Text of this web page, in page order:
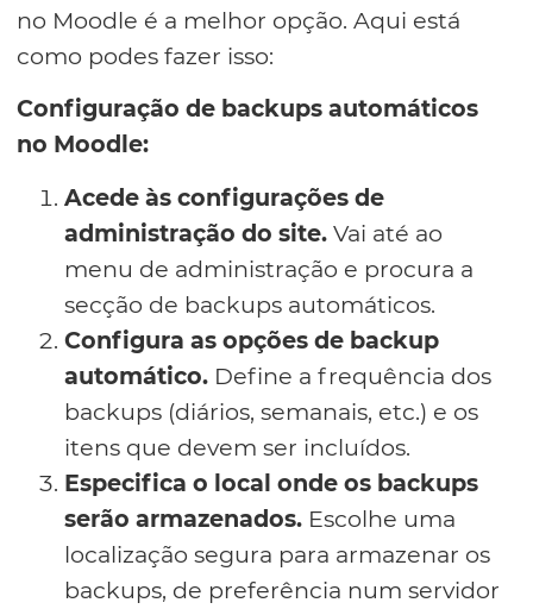
no Moodle é a melhor opção. Aqui está
como podes fazer isso:
Configuração de backups automáticos
no Moodle:
Acede às configurações de
administração do site. Vai até ao
menu de administração e procura a
secção de backups automáticos.
Configura as opções de backup
automático. Define a frequência dos
backups (diários, semanais, etc.) e os
itens que devem ser incluídos.
Especifica o local onde os backups
serão armazenados. Escolhe uma
localização segura para armazenar os
backups, de preferência num servidor